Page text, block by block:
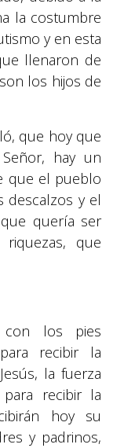
la costumbre
y en esta
llenaron de
los hijos de
que hoy que
hay un
que el pueblo
descalzos y el
quería ser
que
con los pies
recibir la
la fuerza
recibir la
hoy su
y padrinos,